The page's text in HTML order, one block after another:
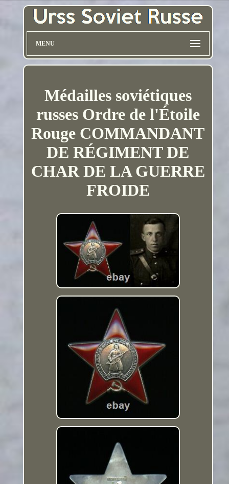
MENU
Médailles soviétiques
russes Ordre de l'Étoile
Rouge COMMANDANT
DE RÉGIMENT DE
CHAR DE LA GUERRE
FROIDE